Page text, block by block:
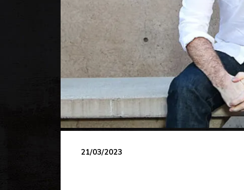
21/03/2023